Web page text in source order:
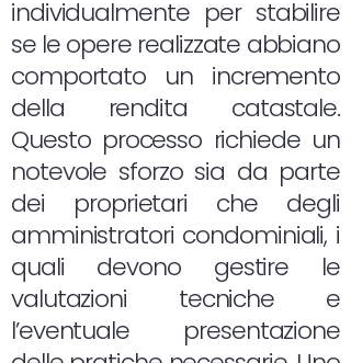
individualmente per stabilire
se le opere realizzate abbiano
comportato un incremento
della rendita catastale.
Questo processo richiede un
notevole sforzo sia da parte
dei proprietari che degli
amministratori condominiali, i
quali devono gestire le
valutazioni tecniche e
l’eventuale presentazione